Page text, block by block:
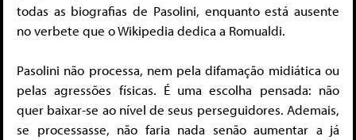
todas as biografias de Pasolini, enquanto está ausente
no verbete que o Wikipedia dedica a Romualdi.
Pasolini não processa, nem pela difamação midiática ou
pelas agressões físicas. É uma escolha pensada: não
quer baixar-se ao nível de seus perseguidores. Ademais,
se processasse, não faria nada senão aumentar a já